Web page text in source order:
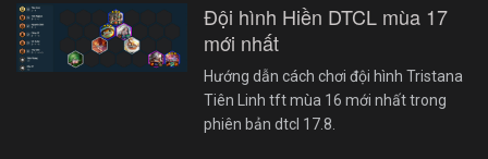
Đội hình Hiền DTCL mùa 17
mới nhất
Hướng dẫn cách chơi đội hình Tristana
Tiên Linh tft mùa 16 mới nhất trong
phiên bản dtcl 17.8.